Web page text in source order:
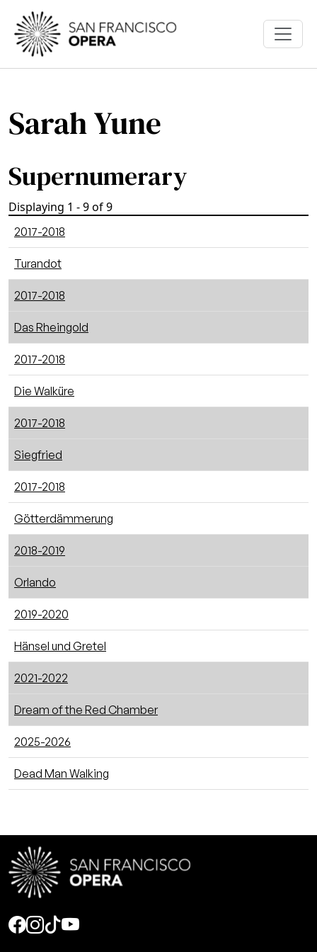
Skip to main content
Sarah Yune
Supernumerary
Displaying 1 - 9 of 9
2017-2018
Turandot
2017-2018
Das Rheingold
2017-2018
Die Walküre
2017-2018
Siegfried
2017-2018
Götterdämmerung
2018-2019
Orlando
2019-2020
Hänsel und Gretel
2021-2022
Dream of the Red Chamber
2025-2026
Dead Man Walking
Social